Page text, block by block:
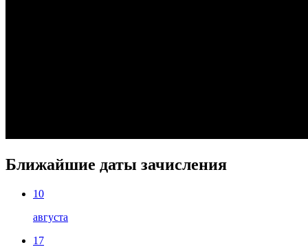
Ближайшие даты зачисления
10
августа
17